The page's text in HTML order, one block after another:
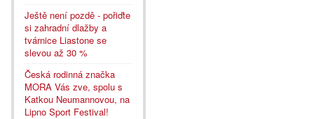
Ještě není pozdě - pořiďte
si zahradní dlažby a
tvárnice Liastone se
slevou až 30 %
Česká rodinná značka
MORA Vás zve, spolu s
Katkou Neumannovou, na
Lipno Sport Festival!